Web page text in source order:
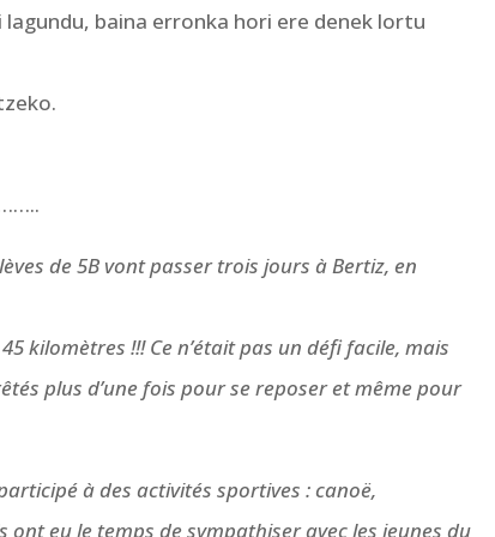
baina erronka hori ere denek lortu
de 5B vont passer trois jours à Bertiz, en
kilomètres !!! Ce n’était pas un défi facile, mais
plus d’une fois pour se reposer et même pour
à des activités sportives : canoë,
eu le temps de sympathiser avec les jeunes du